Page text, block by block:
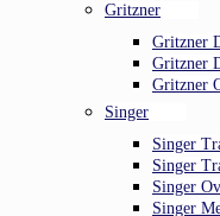
Gritzner
Gritzner
Gritzner
Gritzner
Singer
Singer
Singer
Singer
Singer